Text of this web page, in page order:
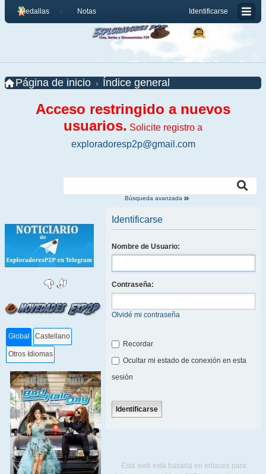
Identificarse
Medallas Notas
Página de inicio Índice general
Acceso restringido a nuevos
usuarios. Solicite registro a
exploradoresp2p@gmail.com
Búsqueda avanzada
Global Castellano
Otros Idiomas
Identificarse
Nombre de Usuario:
Contraseña:
Olvidé mi contraseña
Recordar
Ocultar mi estado de conexión en esta
sesión
Esta web está basada en enlaces para